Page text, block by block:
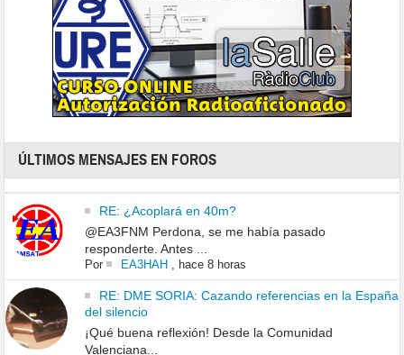
ÚLTIMOS MENSAJES EN FOROS
RE: ¿Acoplará en 40m?
@EA3FNM Perdona, se me había pasado
responderte. Antes ...
Por EA3HAH, hace 8 horas
RE: DME SORIA: Cazando referencias en la España
del silencio
¡Qué buena reflexión! Desde la Comunidad
Valenciana...